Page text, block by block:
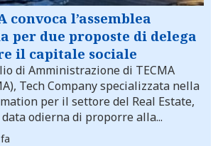
convoca l’assemblea
per due proposte di delega
il capitale sociale
di Amministrazione di TECMA
Tech Company specializzata nella
per il settore del Real Estate,
odierna di proporre alla...